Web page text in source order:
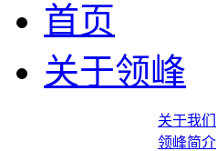
首页
关于领峰
关于我们
领峰简介